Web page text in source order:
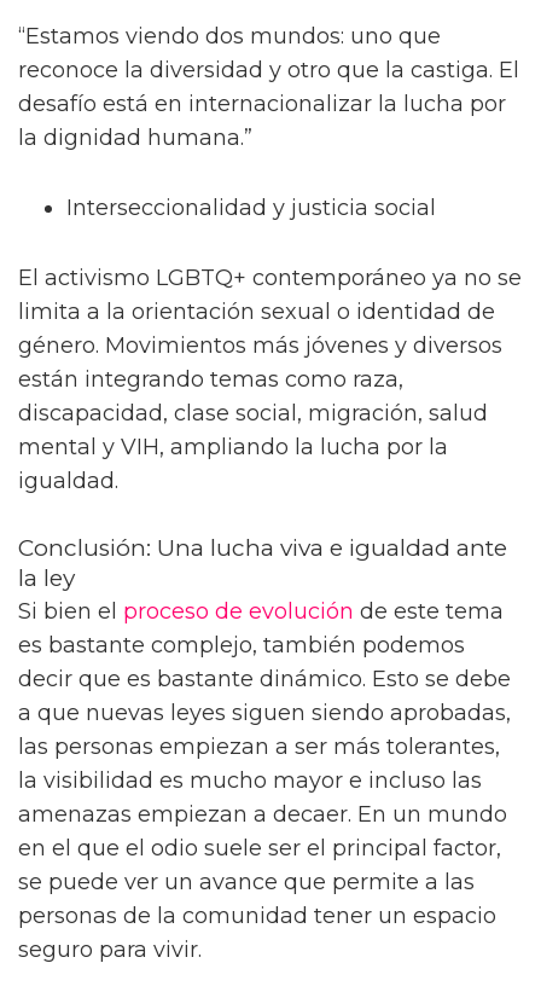
“Estamos viendo dos mundos: uno que
reconoce la diversidad y otro que la castiga. El
desafío está en internacionalizar la lucha por
la dignidad humana.”
Interseccionalidad y justicia social
El activismo LGBTQ+ contemporáneo ya no se
limita a la orientación sexual o identidad de
género. Movimientos más jóvenes y diversos
están integrando temas como raza,
discapacidad, clase social, migración, salud
mental y VIH, ampliando la lucha por la
igualdad.
Conclusión: Una lucha viva e igualdad ante
la ley
Si bien el proceso de evolución de este tema
es bastante complejo, también podemos
decir que es bastante dinámico. Esto se debe
a que nuevas leyes siguen siendo aprobadas,
las personas empiezan a ser más tolerantes,
la visibilidad es mucho mayor e incluso las
amenazas empiezan a decaer. En un mundo
en el que el odio suele ser el principal factor,
se puede ver un avance que permite a las
personas de la comunidad tener un espacio
seguro para vivir.